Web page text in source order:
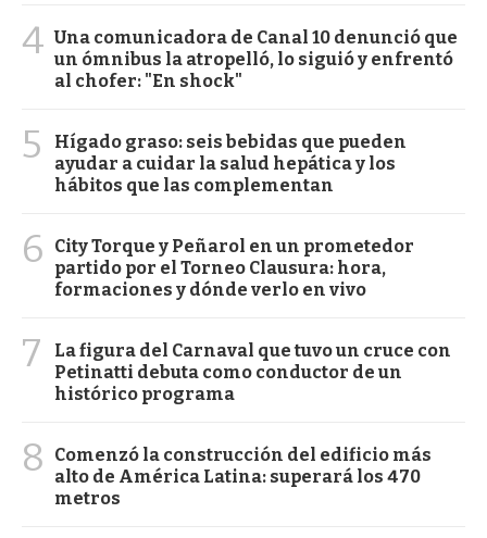
4 Una comunicadora de Canal 10 denunció que
un ómnibus la atropelló, lo siguió y enfrentó
al chofer: "En shock"
5
Hígado graso: seis bebidas que pueden
ayudar a cuidar la salud hepática y los
hábitos que las complementan
6
City Torque y Peñarol en un prometedor
partido por el Torneo Clausura: hora,
formaciones y dónde verlo en vivo
7
La figura del Carnaval que tuvo un cruce con
Petinatti debuta como conductor de un
histórico programa
8
Comenzó la construcción del edificio más
alto de América Latina: superará los 470
metros